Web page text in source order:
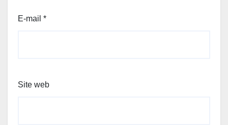
E-mail *
Site web